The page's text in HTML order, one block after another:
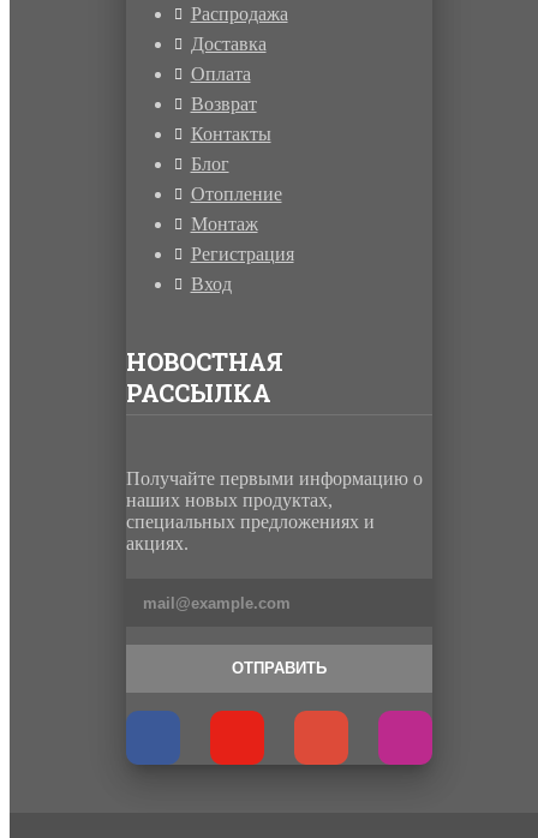
Распродажа
Доставка
Оплата
Возврат
Контакты
Блог
Отопление
Монтаж
Регистрация
Вход
НОВОСТНАЯ
РАССЫЛКА
Получайте первыми информацию о
наших новых продуктах,
специальных предложениях и
акциях.
ОТПРАВИТЬ